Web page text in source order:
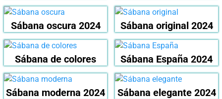
Sábana oscura 2024 Sábana original 2024
Sábana de colores Sábana España 2024
Sábana moderna 2024 Sábana elegante 2024